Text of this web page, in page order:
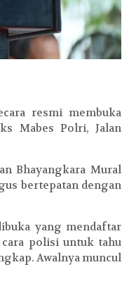
resmi membuka
Mabes Polri, Jalan
Bhayangkara Mural
bertepatan dengan
yang mendaftar
cara polisi untuk tahu
Awalnya muncul